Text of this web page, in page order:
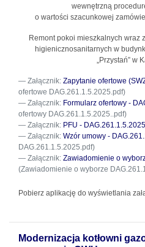
wewnętrzną
o wartości szacunkowej
Remont pokoi mieszkalnych wraz
higienicznosanitarnych w
„Przystań” w
Załącznik: Zapytanie ofertowe
ofertowe DAG.261.1.5.2025.pdf)
Załącznik: Formularz ofertowy -
ofertowy DAG.261.1.5.2025..pdf)
Załącznik: PFU - DAG.261.1.5.2025
Załącznik: Wzór umowy -
DAG.261.1.5.2025.pdf)
Załącznik: Zawiadomienie o
(Zawiadomienie o wyborze
Pobierz aplikację do wyświetlania
Modernizacja kotłowni